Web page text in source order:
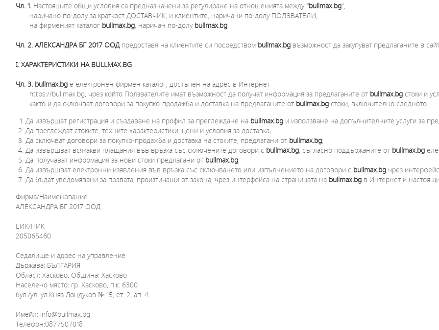
Чл. 1. Настоящите общи условия са предназначени за регулиране на отношенията между"bullmax.bg",
наричано по-долу за краткост ДОСТАВЧИК, и клиентите, наричани по-долу ПОЛЗВАТЕЛИ,
на фирменият каталог bullmax.bg, наричан по-долу bullmax.bg.
Чл. 2. АЛЕКСАНДРА БГ 2017 ООДпредоставя на клиентите си посредством bullmax.bg възможност да закупуват предлаганите в
I. ХАРАКТЕРИСТИКИ НА BULLMAX.BG
Чл. 3. bullmax.bg e електронен фирмен каталог, достъпен на адрес в Интернет
https://bullmax.bg, чрез който Ползвателите имат възможност да получат информация за предлаганите от bullmax.bg стоки и
както и да сключват договори за покупко-продажба и доставка на предлаганите от bullmax.bg стоки, включително следното:
Да извършат регистрация и създаване на профил за преглеждане на bullmax.bg и използване на допълнителните услуги за
Да преглеждат стоките, техните характеристики, цени и условия за доставка;
Да сключват договори за покупко-продажба и доставка на стоките, предлагани от bullmax.bg;
Да извършват всякакви плащания във връзка със сключените договори с bullmax.bg, съгласно поддържаните от bullmax.bg
Да получават информация за нови стоки предлагани от bullmax.bg;
Да извършват електронни изявления във връзка със сключването или изпълнението на договори с bullmax.bg чрез
Да бъдат уведомявани за правата, произтичащи от закона, чрез интерфейса на страницата на bullmax.bg в Интернет и
Фирма/Наименование
АЛЕКСАНДРА БГ 2017 ООД
ЕИК/ПИК
205065460
Седалище и адрес на управление
Държава: БЪЛГАРИЯ
Област: Хасково, Община: Хасково
Населено място: гр. Хасково, п.к. 6300
бул./ул. ул.Княз Дондуков № 15, ет. 2, ап. 4
Имейл: info@bullmax.bg
Телефон:0877507018